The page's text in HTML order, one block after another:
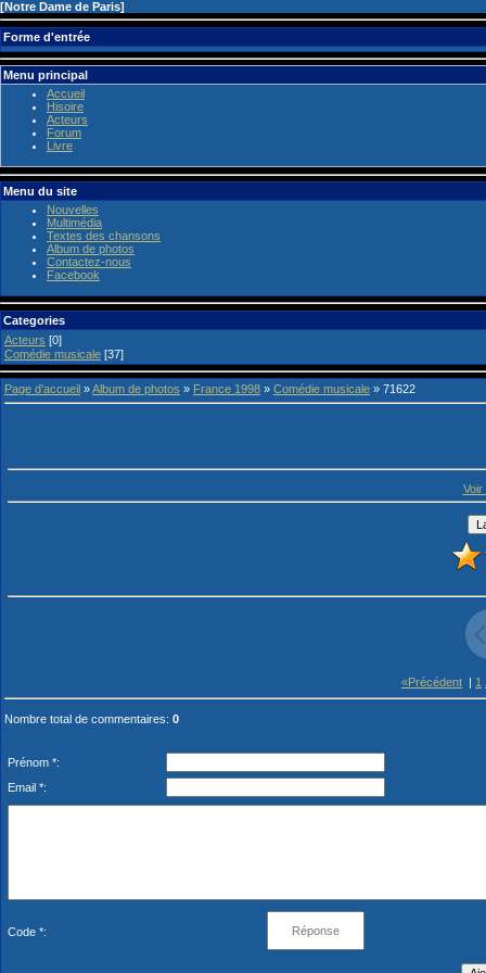
[Notre Dame de Paris]
Forme d'entrée
Menu principal
Accueil
Hisoire
Acteurs
Forum
Livre
Menu du site
Nouvelles
Multimédia
Textes des chansons
Album de photos
Contactez-nous
Facebook
Categories
Acteurs [0]
Comédie musicale [37]
Page d'accueil »Album de photos » France 1998 » Comédie musicale » 71622
Voir
«Précédent | 1
Nombre total de commentaires: 0
Prénom *:
Email *:
Code *: